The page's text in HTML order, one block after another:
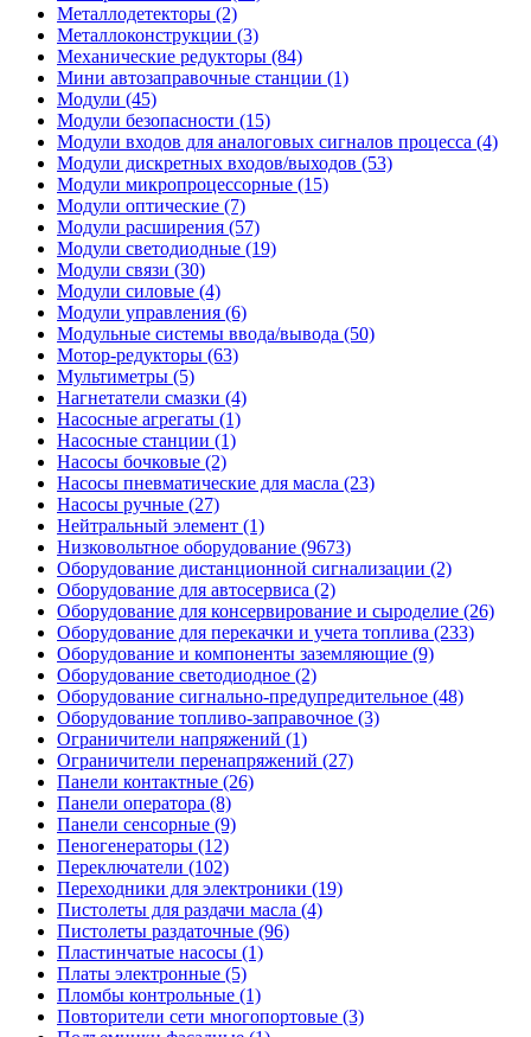
Металлодетекторы (2)
Металлоконструкции (3)
Механические редукторы (84)
Мини автозаправочные станции (1)
Модули (45)
Модули безопасности (15)
Модули входов для аналоговых сигналов процесса (4)
Модули дискретных входов/выходов (53)
Модули микропроцессорные (15)
Модули оптические (7)
Модули расширения (57)
Модули светодиодные (19)
Модули связи (30)
Модули силовые (4)
Модули управления (6)
Модульные системы ввода/вывода (50)
Мотор-редукторы (63)
Мультиметры (5)
Нагнетатели смазки (4)
Насосные агрегаты (1)
Насосные станции (1)
Насосы бочковые (2)
Насосы пневматические для масла (23)
Насосы ручные (27)
Нейтральный элемент (1)
Низковольтное оборудование (9673)
Оборудование дистанционной сигнализации (2)
Оборудование для автосервиса (2)
Оборудование для консервирование и сыроделие (26)
Оборудование для перекачки и учета топлива (233)
Оборудование и компоненты заземляющие (9)
Оборудование светодиодное (2)
Оборудование сигнально-предупредительное (48)
Оборудование топливо-заправочное (3)
Ограничители напряжений (1)
Ограничители перенапряжений (27)
Панели контактные (26)
Панели оператора (8)
Панели сенсорные (9)
Пеногенераторы (12)
Переключатели (102)
Переходники для электроники (19)
Пистолеты для раздачи масла (4)
Пистолеты раздаточные (96)
Пластинчатые насосы (1)
Платы электронные (5)
Пломбы контрольные (1)
Повторители сети многопортовые (3)